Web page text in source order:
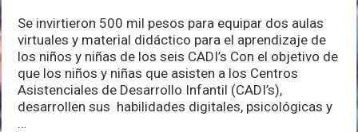
aulas
virtuales
en
CADI’s
del
Sistema
Vallarta
Se invirtieron 500 mil pesos para equipar dos aulas
virtuales y material didáctico para el aprendizaje de
los niños y niñas de los seis CADI’s Con el objetivo de
que los niños y niñas que asisten a los Centros
Asistenciales de Desarrollo Infantil (CADI’s),
desarrollen sus habilidades digitales, psicológicas y
…